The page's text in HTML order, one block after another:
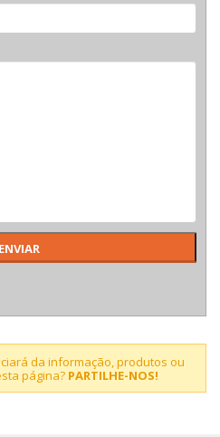
da informação, produtos ou
página? PARTILHE-NOS!